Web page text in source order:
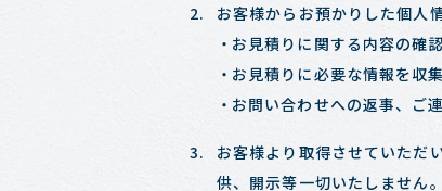
お客様からお預かりした個人
お見積りに関する内容の確認
お見積りに必要な情報を収
お問い合わせへの返事、ご
お客様より取得させていただ
供、開示等一切いたしません。